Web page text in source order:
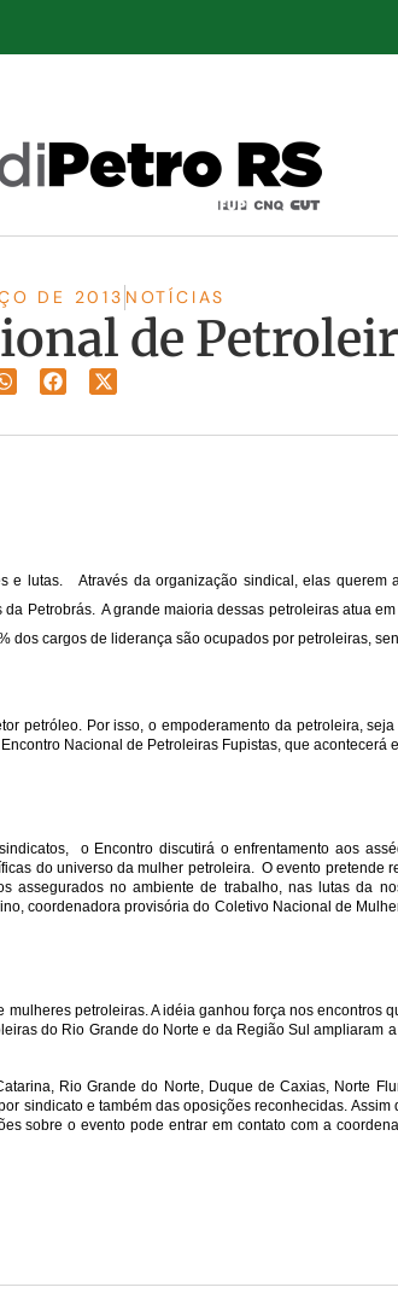
DE 2013 NOTÍCIAS
de
e lutas. Através da organização sindical, elas querem
Petrobrás. A grande maioria dessas petroleiras atua
cargos de liderança são ocupados por petroleiras,
petróleo. Por isso, o empoderamento da petroleira,
Nacional de Petroleiras Fupistas, que acontecerá
o Encontro discutirá o enfrentamento aos
do universo da mulher petroleira. O evento pretende
assegurados no ambiente de trabalho, nas lutas da
coordenadora provisória do Coletivo Nacional de
petroleiras. A idéia ganhou força nos encontros
do Rio Grande do Norte e da Região Sul ampliaram
Rio Grande do Norte, Duque de Caxias, Norte
sindicato e também das oposições reconhecidas.
sobre o evento pode entrar em contato com a